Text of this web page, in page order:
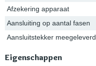
Afzekering apparaat
Aansluiting op aantal fasen
Aansluitstekker meegeleverd
Eigenschappen